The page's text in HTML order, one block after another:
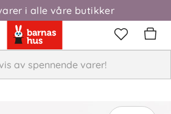
i alle våre butikker